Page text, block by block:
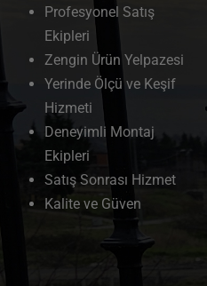
Profesyonel Satış
Ekipleri
Zengin Ürün Yelpazesi
Yerinde Ölçü ve Keşif
Hizmeti
Deneyimli Montaj
Ekipleri
Satış Sonrası Hizmet
Kalite ve Güven